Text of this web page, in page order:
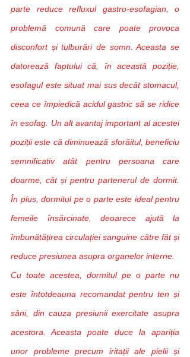
parte reduce refluxul gastro-esofagian, o
problemă comună care poate provoca
disconfort și tulburări de somn. Aceasta se
datorează faptului că, în această poziție,
esofagul este situat mai sus decât stomacul,
ceea ce împiedică acidul gastric să se ridice
în esofag. Un alt avantaj important al acestei
poziții este că diminuează sforăitul, beneficiu
semnificativ atât pentru persoana care
doarme, cât și pentru partenerul de dormit.
În plus, dormitul pe o parte este ideal pentru
femeile însărcinate, deoarece ajută la
îmbunătățirea circulației sanguine către făt și
reduce presiunea asupra organelor interne.
Cu toate acestea, dormitul pe o parte nu
este întotdeauna recomandat pentru ten și
sâni, din cauza presiunii exercitate asupra
acestora. Aceasta poate duce la apariția
unor probleme precum iritații ale pielii și